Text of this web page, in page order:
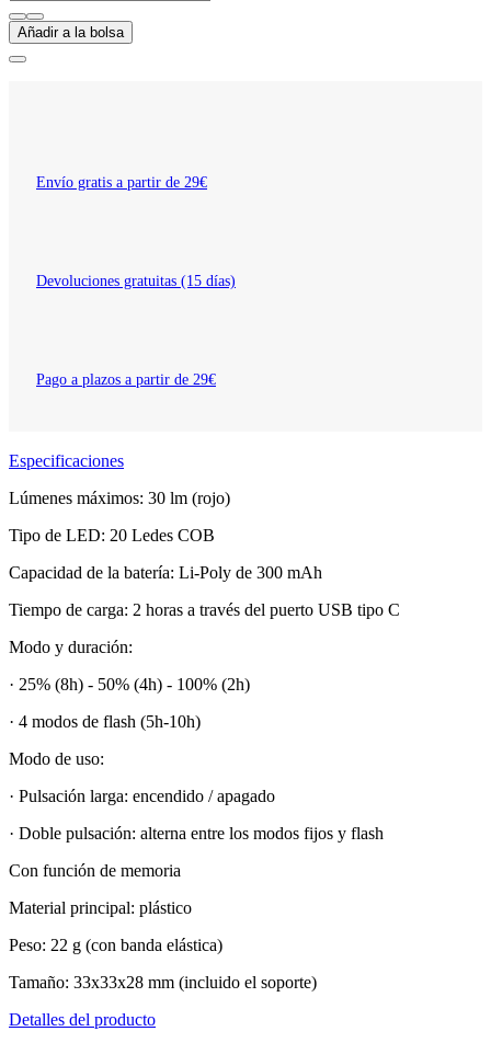
Añadir a la bolsa
Envío gratis a partir de 29€
Devoluciones gratuitas (15 días)
Pago a plazos a partir de 29€
Especificaciones
Lúmenes máximos: 30 lm (rojo)
Tipo de LED: 20 Ledes COB
Capacidad de la batería: Li-Poly de 300 mAh
Tiempo de carga: 2 horas a través del puerto USB tipo C
Modo y duración:
· 25% (8h) - 50% (4h) - 100% (2h)
· 4 modos de flash (5h-10h)
Modo de uso:
· Pulsación larga: encendido / apagado
· Doble pulsación: alterna entre los modos fijos y flash
Con función de memoria
Material principal: plástico
Peso: 22 g (con banda elástica)
Tamaño: 33x33x28 mm (incluido el soporte)
Detalles del producto